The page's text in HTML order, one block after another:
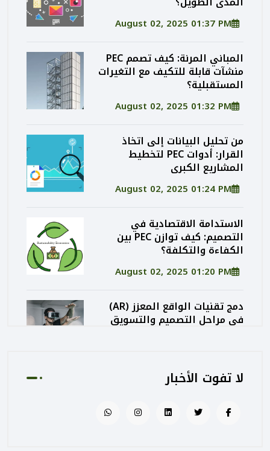
August 02, 2025 01:37 PM
المباني المرنة: كيف تصمم PEC
منشآت قابلة للتكيف مع التغيرات
المستقبلية؟
August 02, 2025 01:32 PM
من تحليل البيانات إلى اتخاذ
القرار: أدوات PEC لتخطيط
المشاريع الكبرى
August 02, 2025 01:24 PM
الاستدامة الاقتصادية في
التصميم: كيف توازن PEC بين
الكفاءة والتكلفة؟
August 02, 2025 01:20 PM
دمج تقنيات الواقع المعزز (AR)
في مراحل التصميم والتسويق
كيف تساهم PEC في رفع جودة
الإشراف المتكامل؟
لا تفوت الأخبار